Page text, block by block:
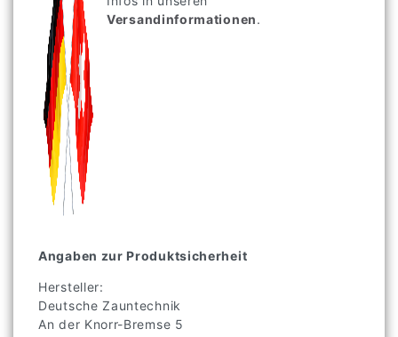
Versandinformationen.
Angaben zur Produktsicherheit
Hersteller:
Deutsche Zauntechnik
An der Knorr-Bremse 5